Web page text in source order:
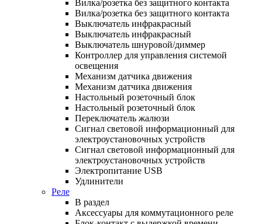
Вилка/розетка без защитного контакта
Вилка/розетка без защитного контакта
Выключатель инфракрасный
Выключатель инфракрасный
Выключатель шнуровой/диммер
Контроллер для управления системой
освещения
Механизм датчика движения
Механизм датчика движения
Настольный розеточный блок
Настольный розеточный блок
Переключатель жалюзи
Сигнал световой информационный для
электроустановочных устройств
Сигнал световой информационный для
электроустановочных устройств
Электропитание USB
Удлинители
Реле
В раздел
Аксессуары для коммутационного реле